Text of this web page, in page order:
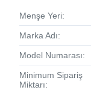
Menşe Yeri:
Marka Adı:
Model Numarası:
Minimum Sipariş
Miktarı: